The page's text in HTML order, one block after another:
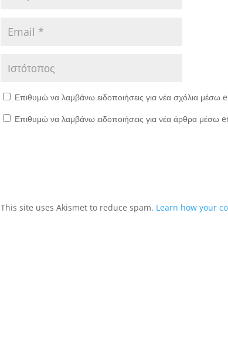
Επιθυμώ να λαμβάνω ειδοποιήσεις για νέα σχόλια μέσω
Επιθυμώ να λαμβάνω ειδοποιήσεις για νέα άρθρα μέσω
This site uses Akismet to reduce spam. Learn how your